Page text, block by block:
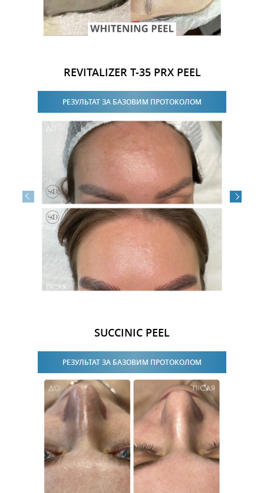
REVITALIZER T-35 PRX PEEL
РЕЗУЛЬТАТ ЗА БАЗОВИМ ПРОТОКОЛОМ
SUCCINIC PEEL
РЕЗУЛЬТАТ ЗА БАЗОВИМ ПРОТОКОЛОМ